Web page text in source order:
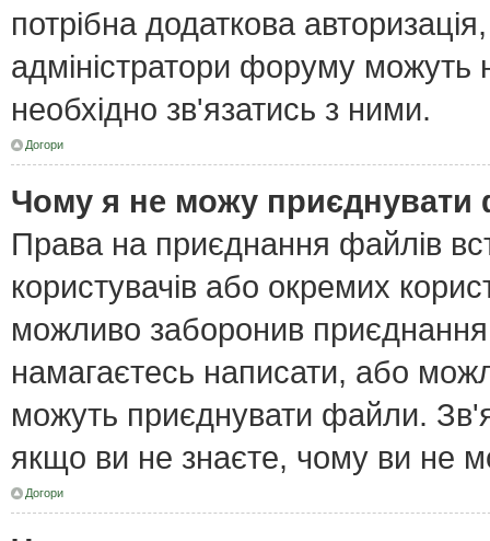
потрібна додаткова
адміністратори форуму можуть
необхідно зв'язатись з ними.
Догори
Чому я не можу приєднувати
Права на приєднання файлів
користувачів або окремих
можливо заборонив
намагаєтесь написати, або
можуть приєднувати файли.
якщо ви не знаєте, чому ви не
Догори